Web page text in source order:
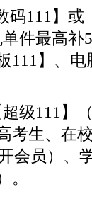
码111】或
件最高补
111】、
超级111】
考生、在
会员）、
。